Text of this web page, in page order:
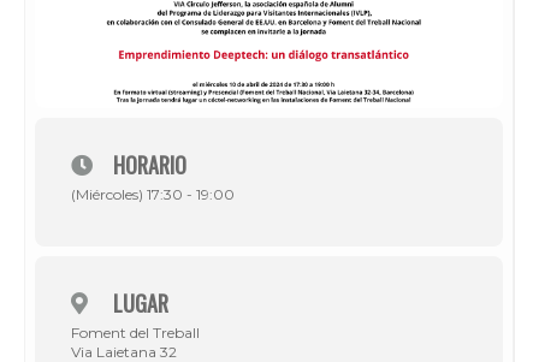
HORARIO
(Miércoles) 17:30 - 19:00
LUGAR
Foment del Treball
Via Laietana 32